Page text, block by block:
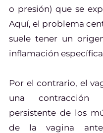
o presión) que se
Aquí, el problema
suele tener un
inflamación
Por el contrario, el
una contracción
persistente de los
de la vagina